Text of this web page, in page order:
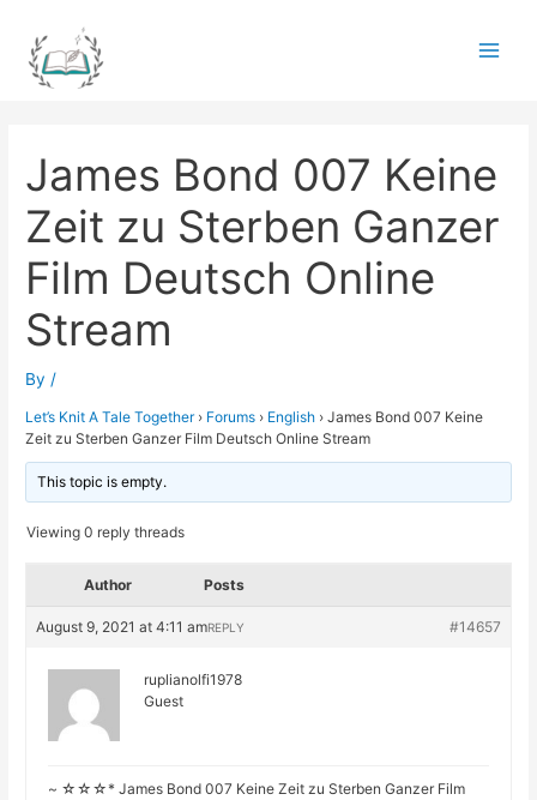
content
James Bond 007 Keine
Zeit zu Sterben Ganzer
Film Deutsch Online
Stream
By /
Let’s Knit A Tale Together › Forums › English › James Bond 007 Keine
Zeit zu Sterben Ganzer Film Deutsch Online Stream
This topic is empty.
Viewing 0 reply threads
Author Posts
August 9, 2021 at 4:11 am #14657
REPLY
ruplianolfi1978
Guest
~ ☆☆☆* James Bond 007 Keine Zeit zu Sterben Ganzer Film